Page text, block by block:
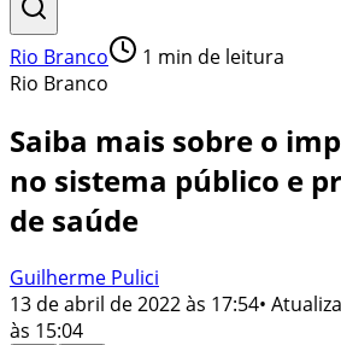
Rio Branco 1 min de leitura
Rio Branco
Saiba mais sobre o
no sistema público e
de saúde
Guilherme Pulici
13 de abril de 2022 às 17:54•
às 15:04